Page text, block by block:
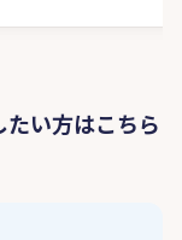
い方はこちら